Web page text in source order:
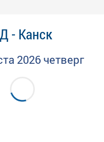
- Канск
2026 четверг